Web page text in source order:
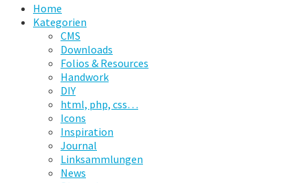
Home
Kategorien
CMS
Downloads
Folios & Resources
Handwork
DIY
html, php, css…
Icons
Inspiration
Journal
Linksammlungen
News